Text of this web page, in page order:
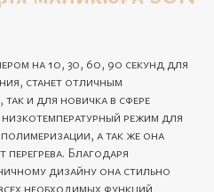
на 10, 30, 60, 90 секунд для
станет отличным
и для новичка в сфере
режим для
а так же она
Благодаря
дизайну она стильно
необходимых функций